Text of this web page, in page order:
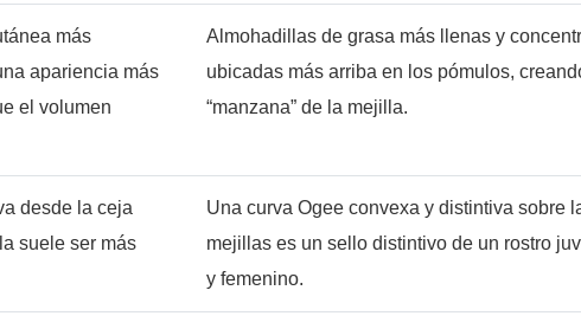
más
apariencia más
el volumen
Almohadillas de grasa más llenas y
ubicadas más arriba en los pómulos,
“manzana” de la mejilla.
desde la ceja
suele ser más
Una curva Ogee convexa y distintiva sobre
mejillas es un sello distintivo de un rostro
y femenino.